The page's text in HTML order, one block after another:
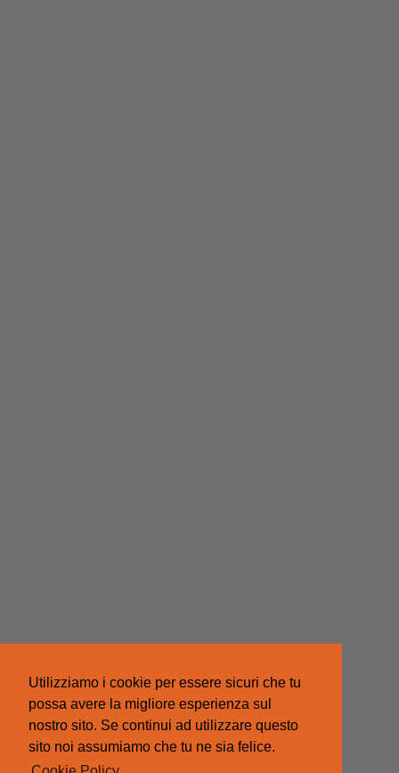
Utilizziamo i cookie per essere sicuri che tu
possa avere la migliore esperienza sul
nostro sito. Se continui ad utilizzare questo
sito noi assumiamo che tu ne sia felice.